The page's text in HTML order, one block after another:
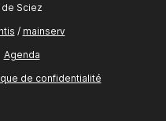
Sciez
/ mainserv
Agenda
de confidentialité